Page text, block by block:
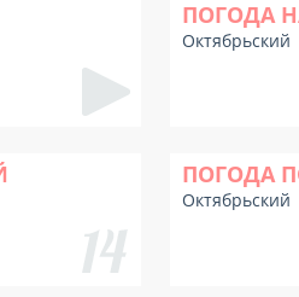
ПОГОДА
Октябрьский
ПОГОДА
Октябрьский